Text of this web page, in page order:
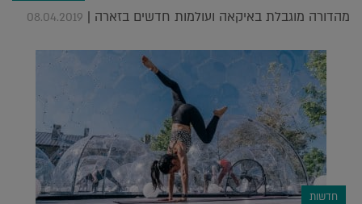
מהדורה מוגבלת באיקאה ועולמות חדשים בזארה | 08.04.2019
חדשות